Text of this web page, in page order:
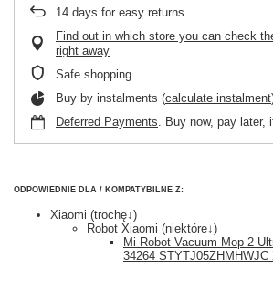
14 days for easy returns
Find out in which store you can check
right away
Safe shopping
Buy by instalments (calculate instalment
Deferred Payments. Buy now, pay later,
ODPOWIEDNIE DLA / KOMPATYBILNE Z:
Xiaomi (trochę↓)
Robot Xiaomi (niektóre↓)
Mi Robot Vacuum-Mop 2
34264 STYTJ05ZHMHWJC